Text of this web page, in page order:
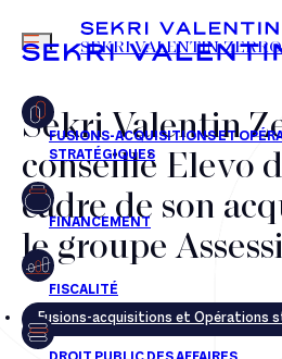
FR EN
MENU SEKRI VALENTIN
Sekri Valentin
conseillé Elevo
cadre de son
le groupe
Fusions-acquisitions et Opérations